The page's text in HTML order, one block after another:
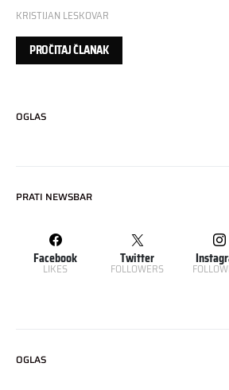
KRISTIJAN LESKOVAR
PROČITAJ ČLANAK
OGLAS
PRATI NEWSBAR
Facebook
LIKES
Twitter
FOLLOWERS
OGLAS